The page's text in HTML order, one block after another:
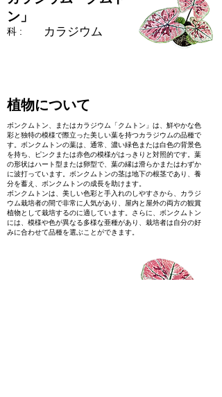
ン」
科 : カラジウム
植物について
ボンクムトン、またはカラジウム「クムトン」は、鮮やかな色
彩と独特の模様で際立った美しい葉を持つカラジウムの品種で
す。ボンクムトンの葉は、通常、濃い緑色または白色の背景色
を持ち、ピンクまたは赤色の模様がはっきりと対照的です。葉
の形状はハート型または卵型で、葉の縁は滑らかまたはわずか
に波打っています。ボンクムトンの茎は地下の根茎であり、養
分を蓄え、ボンクムトンの成長を助けます。
ボンクムトンは、美しい色彩と手入れのしやすさから、カラジ
ウム栽培者の間で非常に人気があり、屋内と屋外の両方の観賞
植物として栽培するのに適しています。さらに、ボンクムトン
には、模様や色が異なる多様な亜種があり、栽培者は自分の好
みに合わせて品種を選ぶことができます。